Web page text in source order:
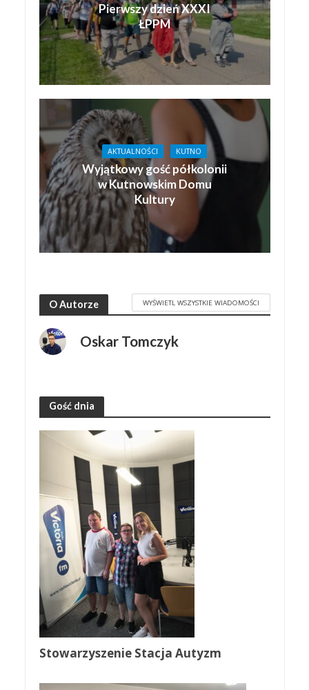
Pierwszy dzień XXXI
ŁPPM
AKTUALNOŚCI KUTNO
Wyjątkowy gość półkolonii
w Kutnowskim Domu
Kultury
O Autorze WYŚWIETL WSZYSTKIE WIADOMOŚCI
Oskar Tomczyk
Gość dnia
Stowarzyszenie Stacja Autyzm